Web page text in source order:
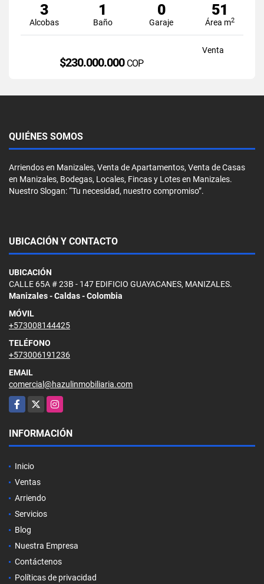
3
Alcobas
1
Baño
0
Garaje
51
Área m2
Venta
$230.000.000 COP
QUIÉNES SOMOS
Arriendos en Manizales, Venta de Apartamentos, Venta de Casas
en Manizales, Bodegas, Locales, Fincas y Lotes en Manizales.
Nuestro Slogan: “Tu necesidad, nuestro compromiso”.
UBICACIÓN Y CONTACTO
UBICACIÓN
CALLE 65A # 23B - 147 EDIFICIO GUAYACANES, MANIZALES.
Manizales - Caldas - Colombia
MÓVIL
+573008144425
TELÉFONO
+573006191236
EMAIL
comercial@hazulinmobiliaria.com
Facebook
X Instagram
INFORMACIÓN
Inicio
Ventas
Arriendo
Servicios
Blog
Nuestra Empresa
Contáctenos
Políticas de privacidad